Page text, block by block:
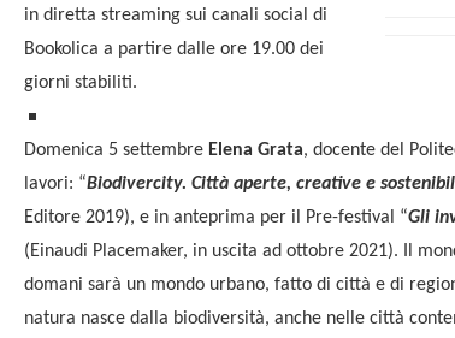
in diretta streaming sui canali social di
Bookolica a partire dalle ore 19.00 dei
giorni stabiliti.
Domenica 5 settembre Elena Grata, docente del
lavori: “Biodivercity. Città aperte, creative e
Editore 2019), e in anteprima per il Pre-festival “Gli
(Einaudi Placemaker, in uscita ad ottobre 2021). Il
domani sarà un mondo urbano, fatto di città e di
natura nasce dalla biodiversità, anche nelle città